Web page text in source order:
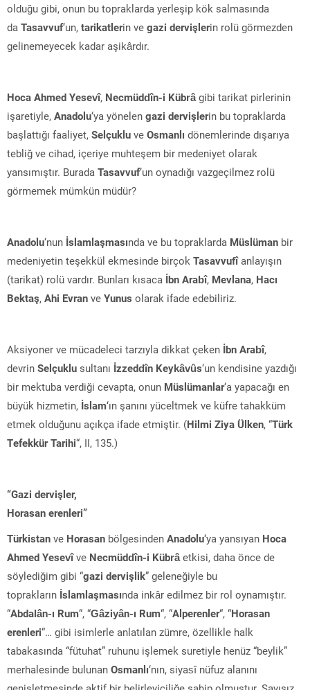
olduğu gibi, onun bu topraklarda yerleşip kök salmasında
da Tasavvuf‘un, tarikatlerin ve gazi dervişlerin rolü görmezden
gelinemeyecek kadar aşikârdır.
Hoca Ahmed Yesevî, Necmüddîn-i Kübrâ gibi tarikat pirlerinin
işaretiyle, Anadolu‘ya yönelen gazi dervişlerin bu topraklarda
başlattığı faaliyet, Selçuklu ve Osmanlı dönemlerinde dışarıya
tebliğ ve cihad, içeriye muhteşem bir medeniyet olarak
yansımıştır. Burada Tasavvuf‘un oynadığı vazgeçilmez rolü
görmemek mümkün müdür?
Anadolu‘nun İslamlaşmasında ve bu topraklarda Müslüman bir
medeniyetin teşekkül ekmesinde birçok Tasavvufîanlayışın
(tarikat) rolü vardır. Bunları kısaca İbn Arabî, Mevlana, Hacı
Bektaş, Ahi Evran ve Yunus olarak ifade edebiliriz.
Aksiyoner ve mücadeleci tarzıyla dikkat çeken İbn Arabî,
devrin Selçuklu sultanı İzzeddîn Keykâvûs‘un kendisine yazdığı
bir mektuba verdiği cevapta, onun Müslümanlar‘a yapacağı en
büyük hizmetin, İslam‘ın şanını yüceltmek ve küfre tahakküm
etmek olduğunu açıkça ifade etmiştir. (Hilmi Ziya Ülken, “Türk
Tefekkür Tarihi“, II, 135.)
“Gazi dervişler,
Horasan erenleri”
Türkistan ve Horasan bölgesinden Anadolu‘ya yansıyan Hoca
Ahmed Yesevîve Necmüddîn-i Kübrâ etkisi, daha önce de
söylediğim gibi “gazi dervişlik” geleneğiyle bu
toprakların İslamlaşmasında inkâr edilmez bir rol oynamıştır.
“Abdalân-ı Rum“, “Gâziyân-ı Rum“, “Alperenler“, “Horasan
erenleri“… gibi isimlerle anlatılan zümre, özellikle halk
tabakasında “fütuhat” ruhunu işlemek suretiyle henüz “beylik”
merhalesinde bulunan Osmanlı‘nın, siyasî nüfuz alanını